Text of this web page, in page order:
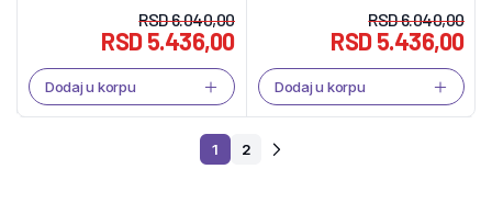
RSD6.040,00
RSD5.436,00
Dodaj u korpu
RSD6.040,00
RSD5.436,00
Dodaj u korpu
1 2